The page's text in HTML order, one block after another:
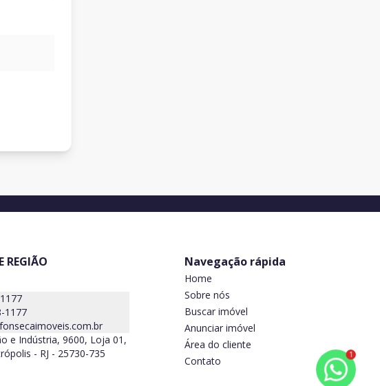
REGIÃO
1177
e Indústria, 9600, Loja 01,
- RJ - 25730-735
Navegação rápida
Home
Sobre nós
Buscar imóvel
Anunciar imóvel
Área do cliente
Contato
1